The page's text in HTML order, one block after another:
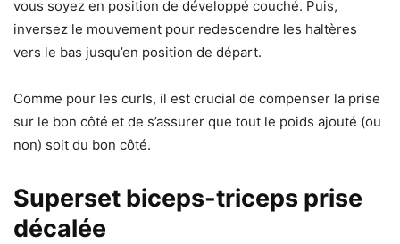
vous soyez en position de développé couché. Puis,
inversez le mouvement pour redescendre les haltères
vers le bas jusqu’en position de départ.
Comme pour les curls, il est crucial de compenser la prise
sur le bon côté et de s’assurer que tout le poids ajouté (ou
non) soit du bon côté.
Superset biceps-triceps prise
décalée